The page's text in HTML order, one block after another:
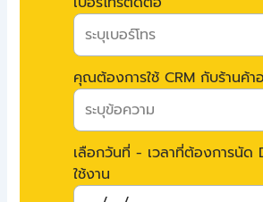
คุณต้องการใช้ CRM กับร้านค้าอ
เลือกวันที่ - เวลาที่ต้องการนัด
ใช้งาน